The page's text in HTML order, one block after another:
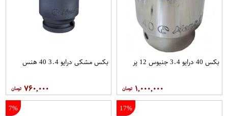
بکس 40 درایو 3.4 جنیوس 12 پر
۱,۰۰۰,۰۰۰
بکس مشکی درایو 3.4 40 هنس
۷۶۰,۰۰۰
17%
7%